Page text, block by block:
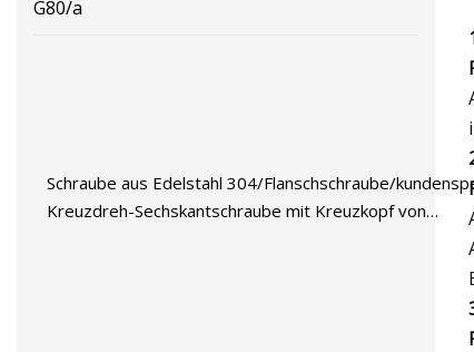
Schraube aus Edelstahl 304/Flanschschraube/
Kreuzdreh-Sechskantschraube mit Kreuzkopf von
Philips/Schweißschraube/Flanschschraube/